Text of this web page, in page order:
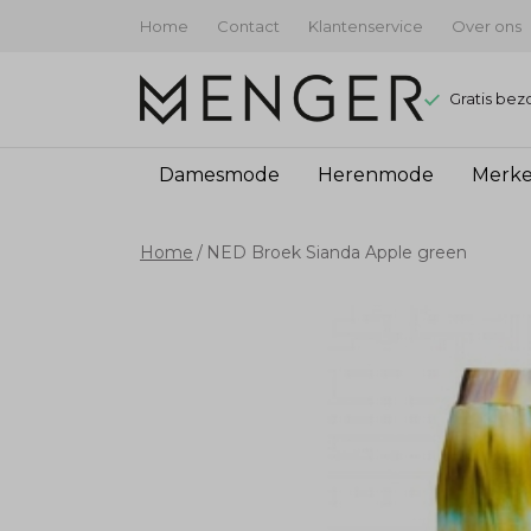
Home Contact Klantenservice Over ons
Gratis
Damesmode Herenmode
BroekHome NED Broek Sianda Apple green